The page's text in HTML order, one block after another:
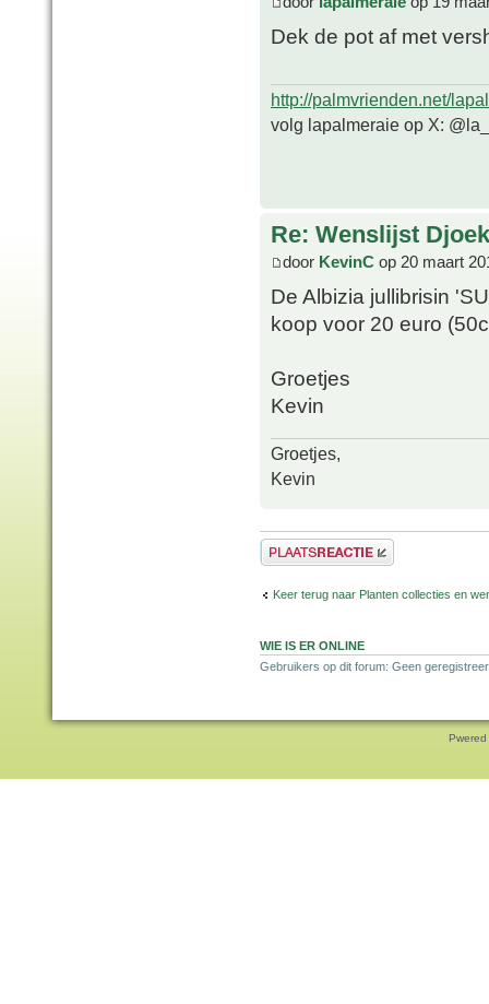
Dek de pot af met
http://palmvrienden.net/
volg lapalmeraie op X:
Re: Wenslijst
door KevinC op 20 maart
De Albizia jullibrisin
koop voor 20 euro
Groetjes
Kevin
Groetjes,
Kevin
Plaats een reactie
Keer terug naar Planten collecties en
WIE IS ER ONLINE
Gebruikers op dit forum: Geen